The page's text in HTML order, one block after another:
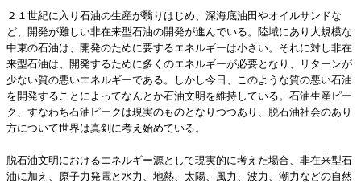
２１世紀に入り石油の生産が翳りはじめ、深海底油田やオイルサンドな
ど、開発が難しい非在来型石油の開発が進んでいる。陸域にあり大規模な
中東の石油は、開発のために要するエネルギーは小さい。それに対し非在
来型石油は、開発するために多くのエネルギーが必要となり、リターンが
少ない質の悪いエネルギーである。しかし今日、このような質の悪い石油
を開発することによってなんとか石油文明を維持している。石油生産ピー
ク、すなわち石油ピークは現実のものとなりつつあり、脱石油社会のあり
方について世界は真剣に考え始めている。
脱石油文明におけるエネルギー源として現実的に考えた場合、非在来型石
油に加え、原子力発電と水力、地熱、太陽、風力、波力、潮力などの自然